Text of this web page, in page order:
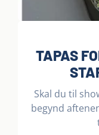
TAPAS
Skal du til
begynd